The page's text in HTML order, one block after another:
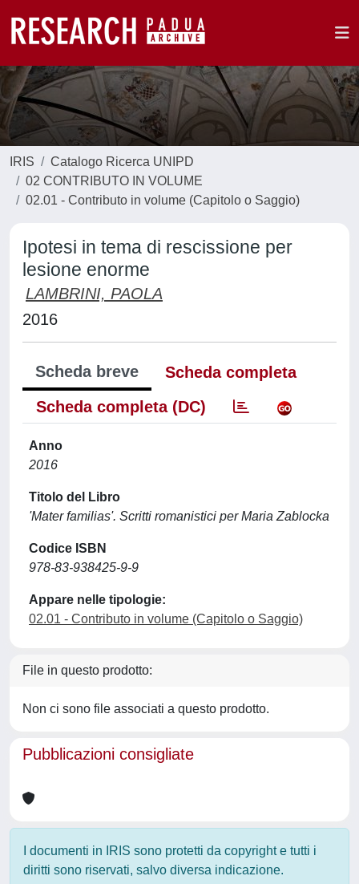
IRIS
Catalogo Ricerca UNIPD
02 CONTRIBUTO IN VOLUME
02.01 - Contributo in volume (Capitolo o Saggio)
Ipotesi in tema di rescissione per
lesione enorme
LAMBRINI, PAOLA
2016
Scheda breve
Scheda completa
Scheda completa (DC)
Anno
2016
Titolo del Libro
'Mater familias'. Scritti romanistici per Maria Zablocka
Codice ISBN
978-83-938425-9-9
Appare nelle tipologie:
02.01 - Contributo in volume (Capitolo o Saggio)
File in questo prodotto:
Non ci sono file associati a questo prodotto.
Pubblicazioni consigliate
I documenti in IRIS sono protetti da copyright e tutti i
diritti sono riservati, salvo diversa indicazione.